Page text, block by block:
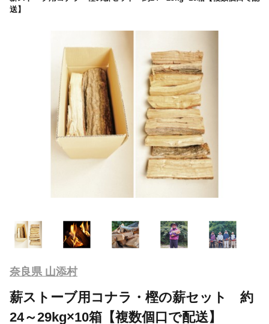
送】
奈良県 山添村
薪ストーブ用コナラ・樫の薪セット 約
24～29kg×10箱【複数個口で配送】